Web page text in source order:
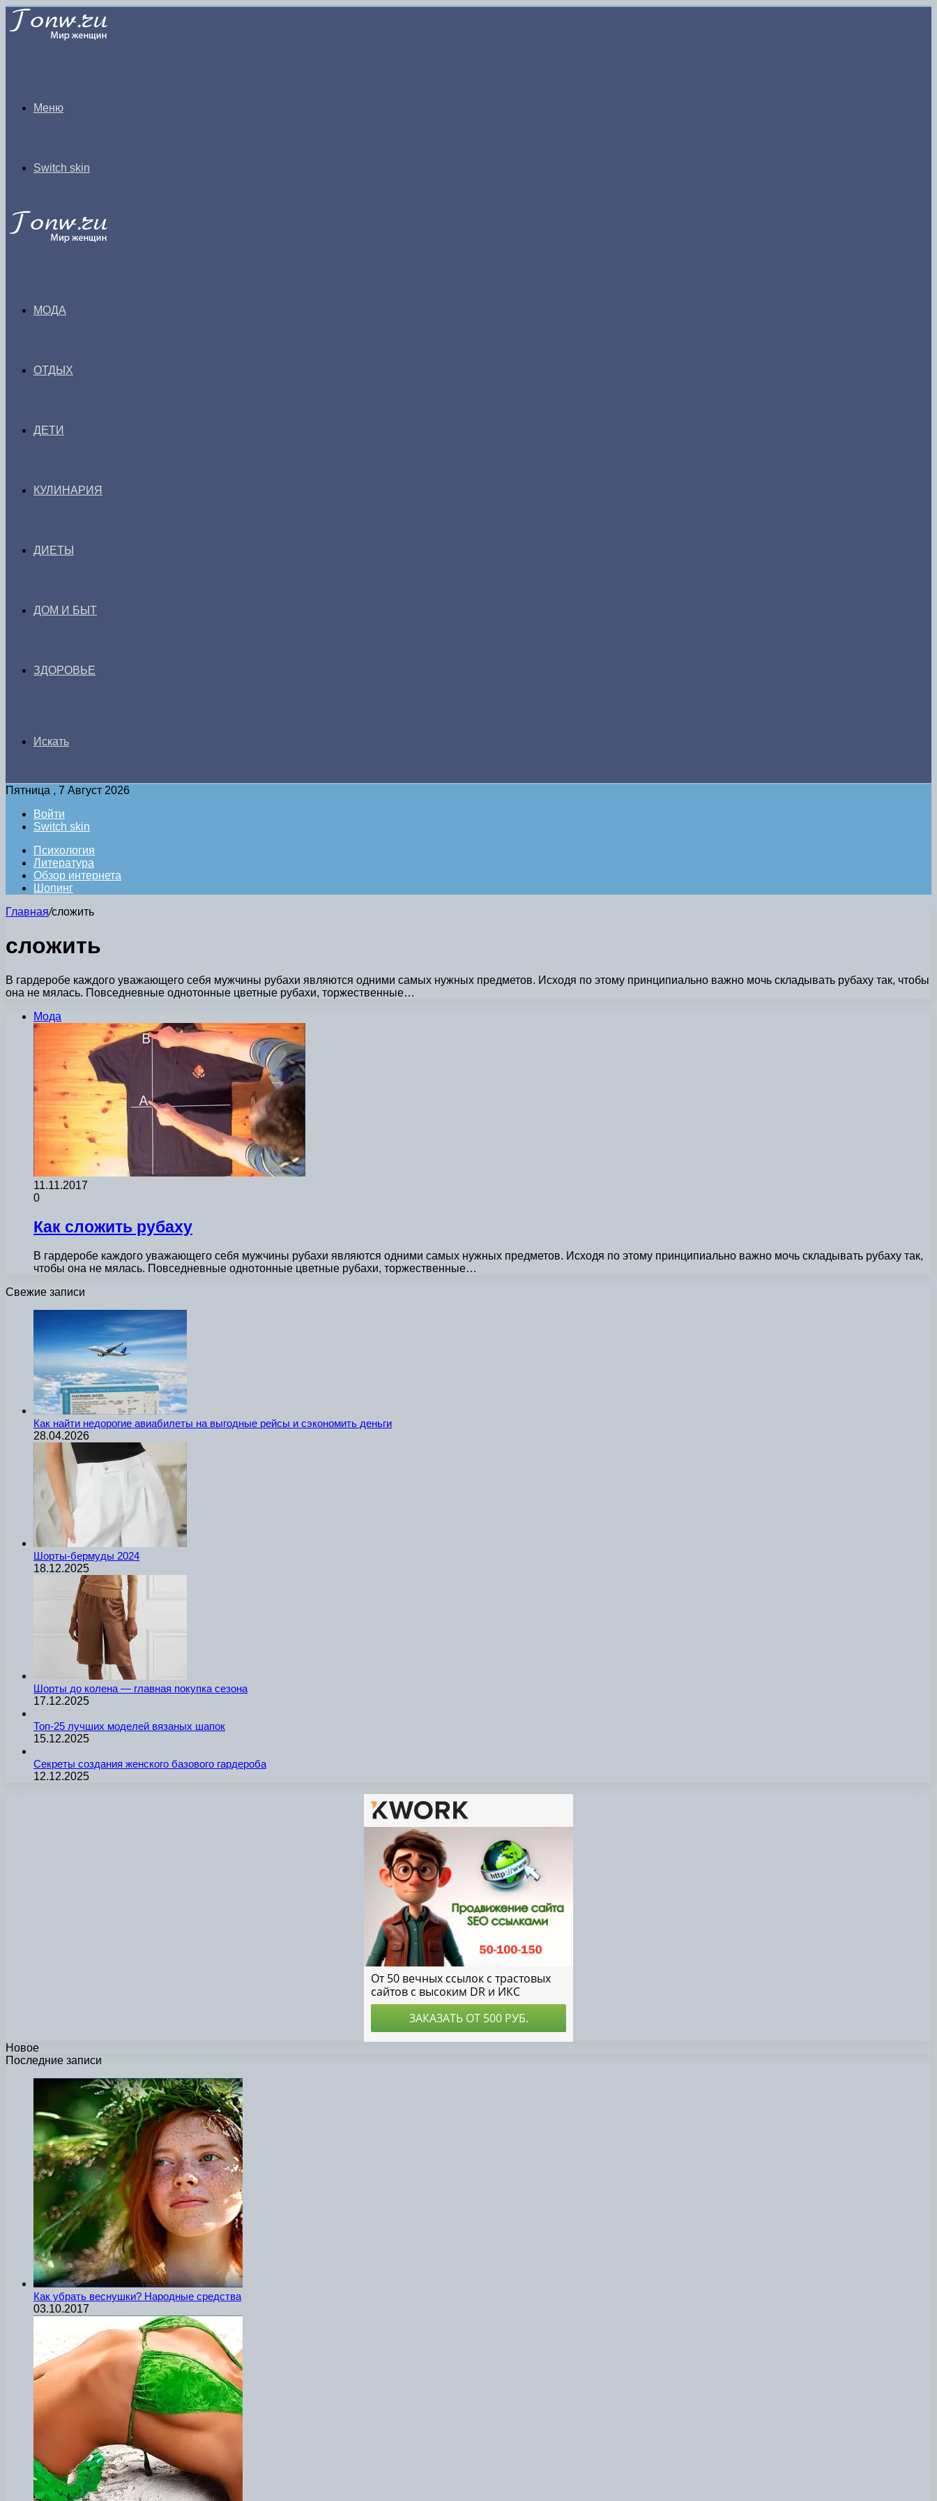
Меню
Switch skin
МОДА
ОТДЫХ
ДЕТИ
КУЛИНАРИЯ
ДИЕТЫ
ДОМ И БЫТ
ЗДОРОВЬЕ
Искать
Пятница , 7 Август 2026
Войти
Switch skin
Психология
Литература
Обзор интернета
Шопинг
Главная/сложить
сложить
В гардеробе каждого уважающего себя мужчины рубахи являются одними самых нужных предметов. Исходя по этому принципиально важно мочь складывать рубаху так, чтобы
она не мялась. Повседневные однотонные цветные рубахи, торжественные…
Мода
11.11.2017
0
Как сложить рубаху
В гардеробе каждого уважающего себя мужчины рубахи являются одними самых нужных предметов. Исходя по этому принципиально важно мочь складывать рубаху так,
чтобы она не мялась. Повседневные однотонные цветные рубахи, торжественные…
Свежие записи
Как найти недорогие авиабилеты на выгодные рейсы и сэкономить деньги
28.04.2026
Шорты-бермуды 2024
18.12.2025
Шорты до колена — главная покупка сезона
17.12.2025
Топ-25 лучших моделей вязаных шапок
15.12.2025
Секреты создания женского базового гардероба
12.12.2025
Новое
Последние записи
Как убрать веснушки? Народные средства
03.10.2017